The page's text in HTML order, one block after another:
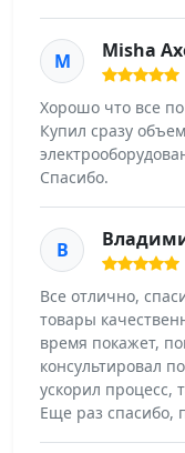
M Misha
Хорошо что все
Купил сразу
Спасибо.
В
Все отлично,
товары
время покажет,
консультировал
ускорил процесс,
Еще раз спасибо,